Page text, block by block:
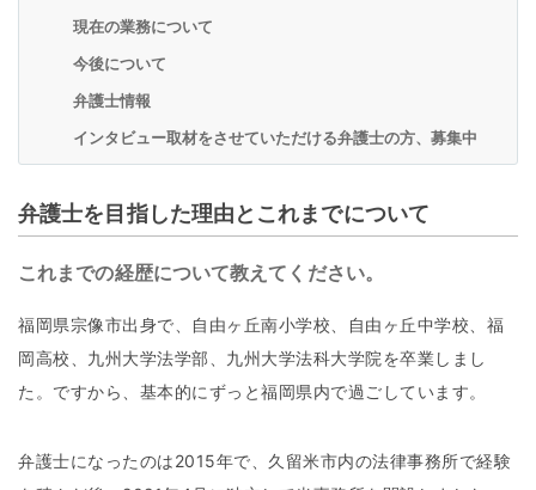
現在の業務について
今後について
弁護士情報
インタビュー取材をさせていただける弁護士の方、募集中
弁護士を目指した理由とこれまでについて
これまでの経歴について教えてください。
福岡県宗像市出身で、自由ヶ丘南小学校、自由ヶ丘中学校、福
岡高校、九州大学法学部、九州大学法科大学院を卒業しまし
た。ですから、基本的にずっと福岡県内で過ごしています。
弁護士になったのは2015年で、久留米市内の法律事務所で経験